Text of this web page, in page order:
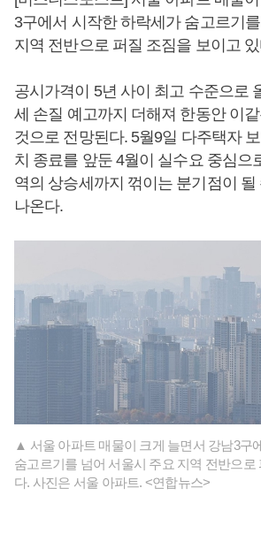
3구에서 시작한 하락세가 숨고르기
지역 전반으로 퍼질 조짐을 보이고
공시가격이 5년 사이 최고 수준으로
세 손질 예고까지 더해져 한동안 이
것으로 전망된다. 5월9일 다주택자
치 종료를 앞둔 4월이 실수요 중심으
역의 상승세까지 꺾이는 분기점이
나온다.
▲ 서울 아파트 매물이 크게 늘면서 강남3구
숨고르기를 넘어 서울시 주요 지역 전반으로
다. 사진은 서울 아파트. <연합뉴스>